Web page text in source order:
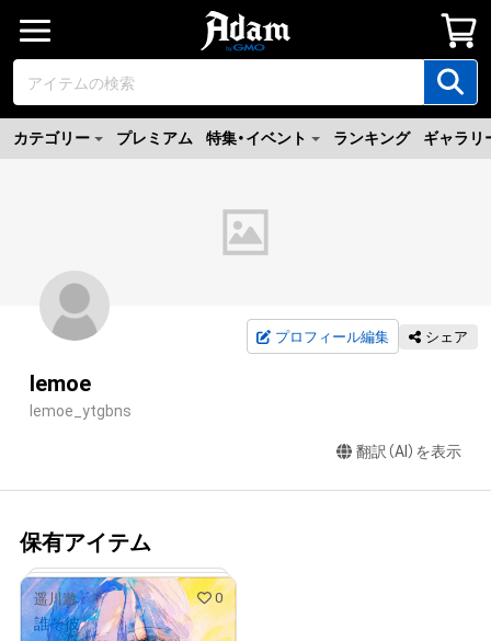
カテゴリー プレミアム 特集・イベント ランキング ギャラリ
プロフィール編集 シェア
lemoe
lemoe_ytgbns
翻訳（AI）を表示
保有アイテム
遥川遊 0
誰そ彼